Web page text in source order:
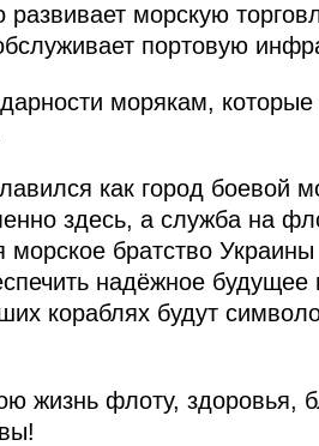
морскую
портовую
морякам,
как город боевой
здесь, а служба на
морское братство
надёжное будущее
кораблях будут
жизнь флоту, здоровья,